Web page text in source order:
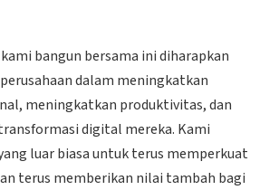
bangun bersama ini diharapkan
dalam meningkatkan
meningkatkan produktivitas, dan
digital mereka. Kami
luar biasa untuk terus memperkuat
terus memberikan nilai tambah bagi